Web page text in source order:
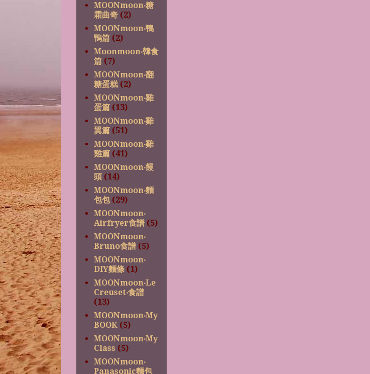
MOONmoon‧糖
霜曲奇 (2)
MOONmoon‧鴨
鴨篇 (2)
Moonmoon‧韓食
篇 (7)
MOONmoon‧翻
糖蛋糕 (2)
MOONmoon‧雞
蛋篇 (13)
MOONmoon‧雞
翼篇 (51)
MOONmoon‧雞
雞篇 (41)
MOONmoon‧饅
頭 (14)
MOONmoon‧麵
包包 (29)
MOONmoon‧
Airfryer食譜 (5)
MOONmoon‧
Bruno食譜 (5)
MOONmoon‧
DIY麵條 (1)
MOONmoon‧Le
Creuset‧食譜
(13)
MOONmoon‧My
BOOK (5)
MOONmoon‧My
Class (5)
MOONmoon‧
Panasonic麵包